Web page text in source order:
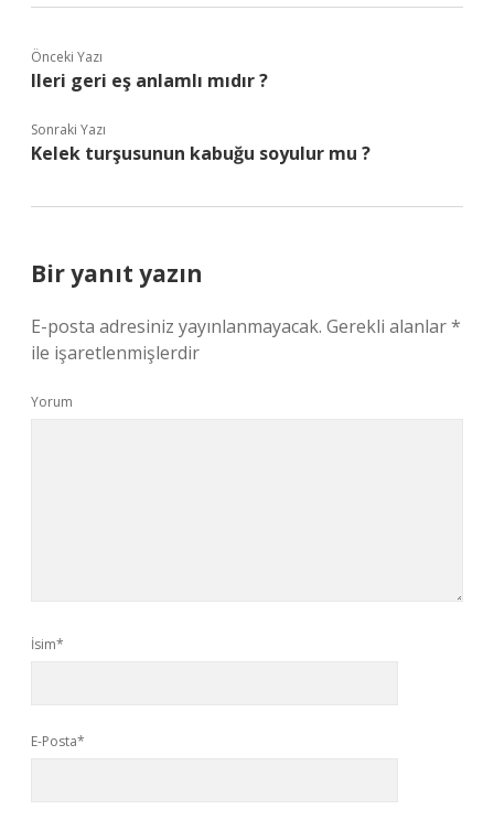
Önceki Yazı
Ileri geri eş anlamlı mıdır ?
Sonraki Yazı
Kelek turşusunun kabuğu soyulur mu ?
Bir yanıt yazın
E-posta adresiniz yayınlanmayacak. Gerekli alanlar*
ile işaretlenmişlerdir
Yorum
İsim*
E-Posta*